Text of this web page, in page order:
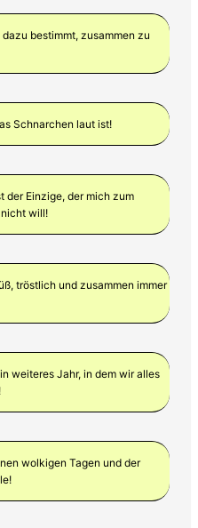
bestimmt, zusammen zu
Schnarchen laut ist!
der Einzige, der mich zum
will!
tröstlich und zusammen immer
weiteres Jahr, in dem wir alles
wolkigen Tagen und der